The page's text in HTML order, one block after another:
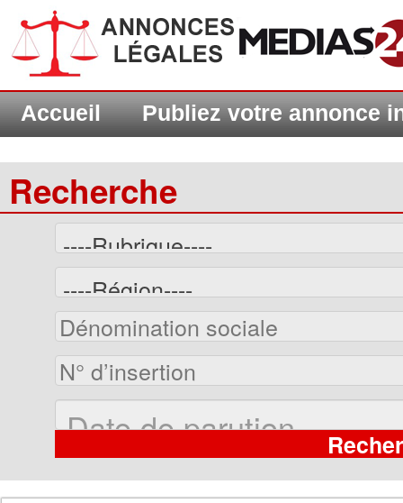
Accueil Publiez votre annonce
Recherche